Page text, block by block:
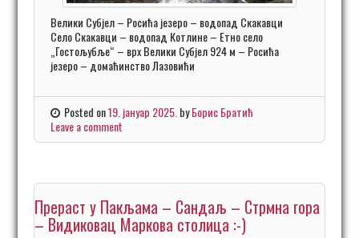
Велики Субјел – Росића језеро – водопад Скакавци
Село Скакавци – водопад Котлине – Етно село
„Гостољубље“ – врх Велики Субјел 924 м – Росића
језеро – домаћинство Лазовићи
Posted on19. јануар 2025. byБорис Братић
Leave a comment
Прераст у Пакљама – Сандаљ – Стрмна гора
– Видиковац Маркова столица :-)